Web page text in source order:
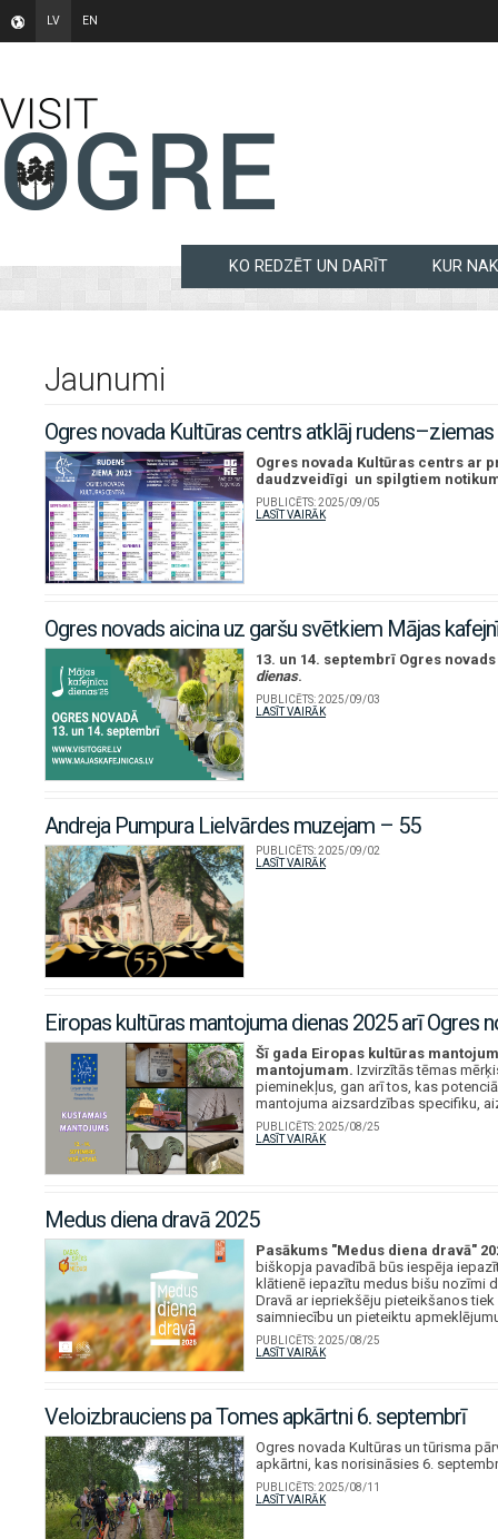
LV EN
KO REDZĒT UN DARĪT KUR
Jaunumi
Ogres novada Kultūras centrs atklāj
Ogres novada Kultūras centrs ar
daudzveidīgi un spilgtiem
PUBLICĒTS:2025/09/05
LASĪT VAIRĀK
Ogres novads aicina uz garšu svētkiem Mājas
13. un 14. septembrī Ogres
dienas.
PUBLICĒTS:2025/09/03
LASĪT VAIRĀK
Andreja Pumpura Lielvārdes muzejam – 55
PUBLICĒTS:2025/09/02
LASĪT VAIRĀK
Eiropas kultūras mantojuma dienas 2025 arī Ogres
Šī gada Eiropas kultūras
mantojumam. Izvirzītās tēmas
pieminekļus, gan arī tos, kas
mantojuma aizsardzības specifiku,
PUBLICĒTS:2025/08/25
LASĪT VAIRĀK
Medus diena dravā 2025
Pasākums "Medus diena dravā"
biškopja pavadībā būs iespēja
klātienē iepazītu medus bišu nozīmi
Dravā ar iepriekšēju pieteikšanos
saimniecību un pieteiktu
PUBLICĒTS:2025/08/25
LASĪT VAIRĀK
Veloizbrauciens pa Tomes apkārtni 6. septembrī
Ogres novada Kultūras un tūrisma
apkārtni, kas norisināsies 6.
PUBLICĒTS:2025/08/11
LASĪT VAIRĀK